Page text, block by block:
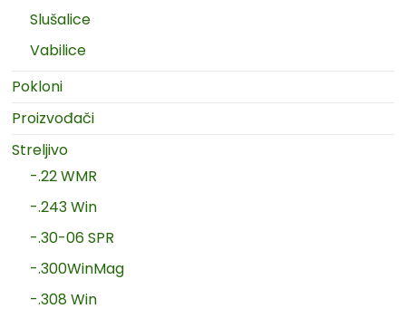
Slušalice
Vabilice
Pokloni
Proizvođači
Streljivo
-.22 WMR
-.243 Win
-.30-06 SPR
-.300WinMag
-.308 Win